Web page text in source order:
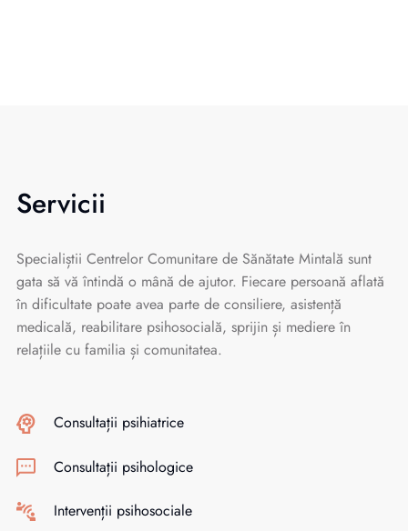
Servicii
Specialiștii Centrelor Comunitare de Sănătate Mintală sunt
gata să vă întindă o mână de ajutor. Fiecare persoană aflată
în dificultate poate avea parte de consiliere, asistență
medicală, reabilitare psihosocială, sprijin și mediere în
relațiile cu familia și comunitatea.
Consultații psihiatrice
Consultații psihologice
Intervenții psihosociale